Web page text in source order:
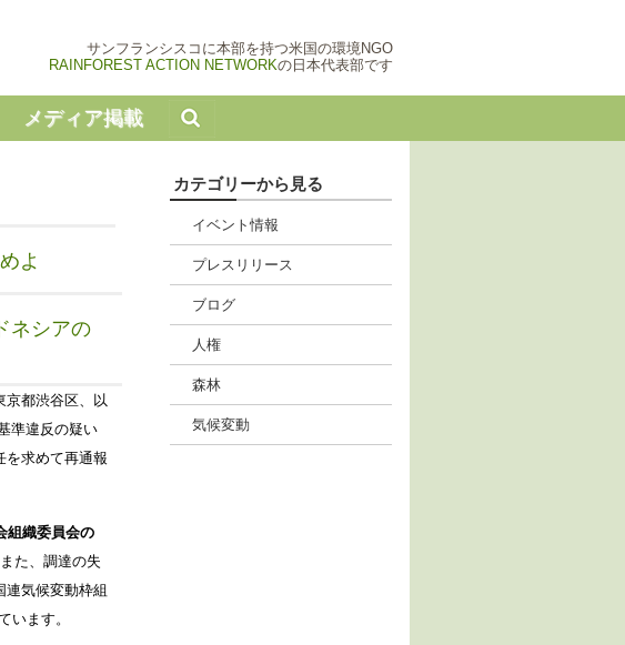
サンフランシスコに本部を持つ米国の環境NGO
RAINFOREST ACTION NETWORKの日本代表部です
メディア掲載
よ
ネシアの
京都渋谷区、以
準違反の疑い
を求めて再通報
組織委員会の
また、調達の失
連気候変動枠組
います。
カテゴリーから見る
イベント情報
プレスリリース
ブログ
人権
森林
気候変動